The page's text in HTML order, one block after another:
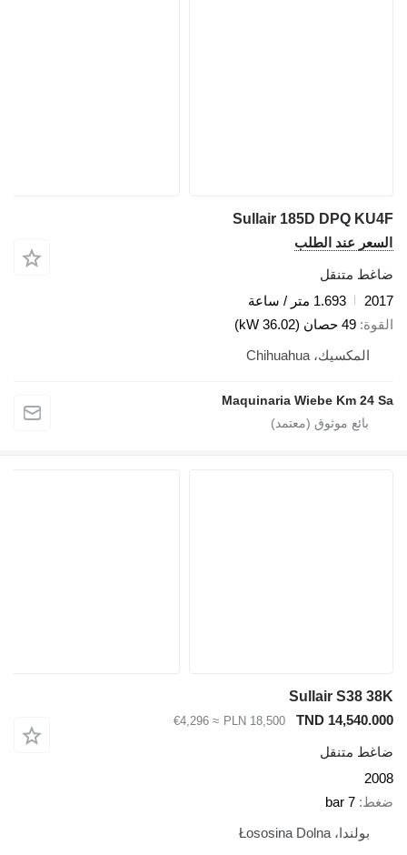
Sullair 185D DPQ
عند الطلب
متنقل
1.693 متر / ساعة
49 حصان (36.02 kW)
المكسيك، Chihuahua
Maquinaria Wiebe Km 24
Sullair S38
TND
PLN 18,500
≈ €4,296
متنقل
7 bar
بولندا، Łososina Dolna